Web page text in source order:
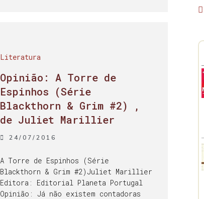
Literatura
Opinião: A Torre de
Espinhos (Série
Blackthorn & Grim #2) ,
de Juliet Marillier
24/07/2016
A Torre de Espinhos (Série
Blackthorn & Grim #2)Juliet Marillier
Editora: Editorial Planeta Portugal
Opinião: Já não existem contadoras